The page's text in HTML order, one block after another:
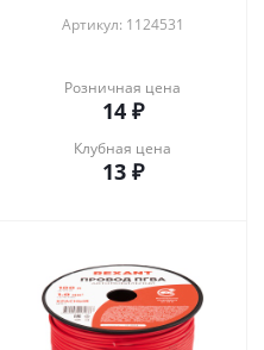
Артикул: 1124531
Розничная цена
14₽
Клубная цена
13₽